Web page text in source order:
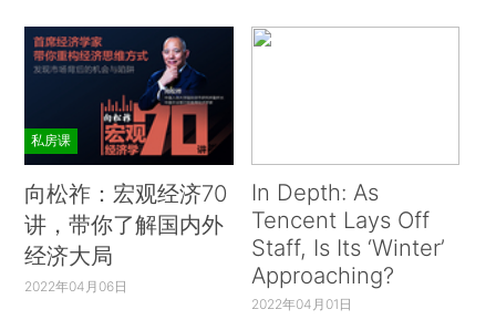
私房课
向松祚：宏观经济70
讲，带你了解国内外
经济大局
2022年04月06日
In Depth: As
Tencent Lays Off
Staff, Is Its ‘Winter’
Approaching?
2022年04月01日